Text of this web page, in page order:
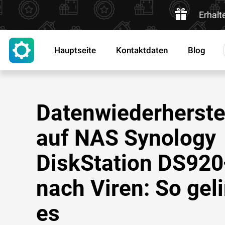
Hauptseite Kontaktdaten Blog
auf NAS Synology
DiskStation
nach Viren: So
es